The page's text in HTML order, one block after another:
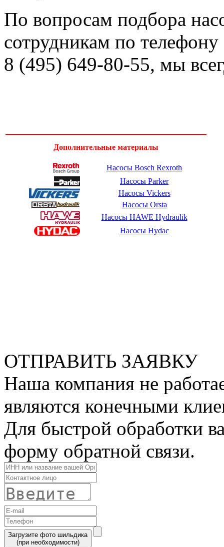
По вопросам подбора
сотрудникам по телефону
8 (495) 649-80-55, мы
Дополнительные материалы
Насосы Bosch Rexroth
Насосы Parker
Насосы Vickers
Насосы Orsta
Насосы HAWE Hydraulik
Насосы Hydac
ОТПРАВИТЬ ЗАЯВКУ
Наша компания не
являются конечными
Для быстрой обработки
форму обратной связи.
Загрузите фото шильдика
(при необходимости)